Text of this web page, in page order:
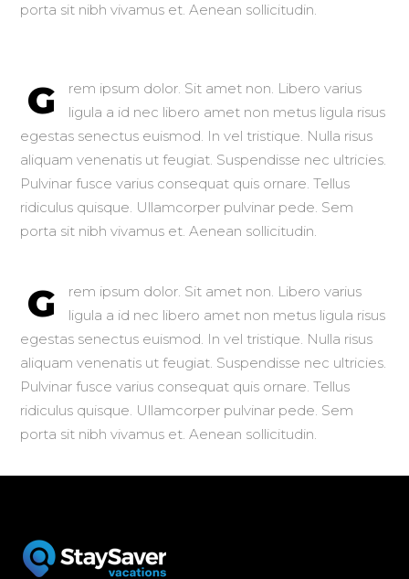
porta sit nibh vivamus et. Aenean sollicitudin.
G
rem ipsum dolor. Sit amet non. Libero varius
ligula a id nec libero amet non metus ligula risus
egestas senectus euismod. In vel tristique. Nulla risus
aliquam venenatis ut feugiat. Suspendisse nec ultricies.
Pulvinar fusce varius consequat quis ornare. Tellus
ridiculus quisque. Ullamcorper pulvinar pede. Sem
porta sit nibh vivamus et. Aenean sollicitudin.
G
rem ipsum dolor. Sit amet non. Libero varius
ligula a id nec libero amet non metus ligula risus
egestas senectus euismod. In vel tristique. Nulla risus
aliquam venenatis ut feugiat. Suspendisse nec ultricies.
Pulvinar fusce varius consequat quis ornare. Tellus
ridiculus quisque. Ullamcorper pulvinar pede. Sem
porta sit nibh vivamus et. Aenean sollicitudin.